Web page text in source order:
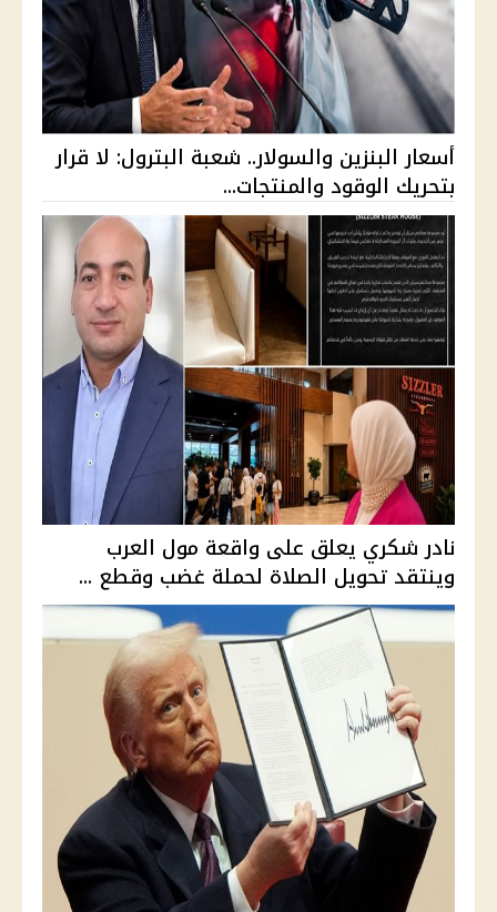
أسعار البنزين والسولار.. شعبة البترول: لا قرار
بتحريك الوقود والمنتجات...
نادر شكري يعلق على واقعة مول العرب
وينتقد تحويل الصلاة لحملة غضب وقطع ...